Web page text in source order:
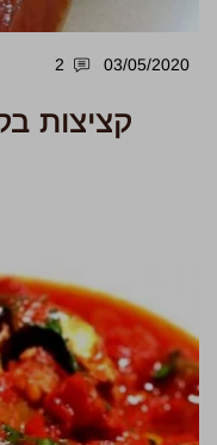
03/05/2020
2
קציצות